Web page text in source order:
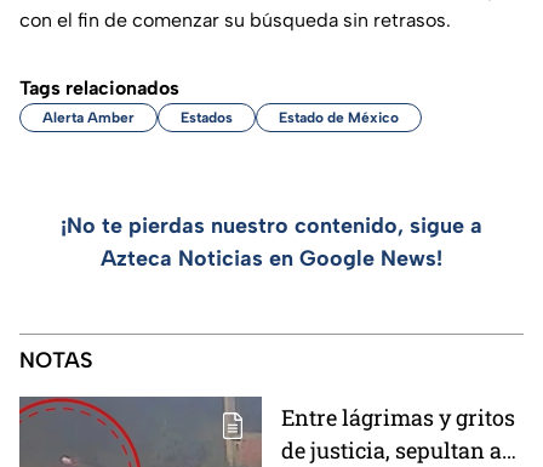
con el fin de comenzar su búsqueda sin retrasos.
Tags relacionados
Alerta Amber Estados Estado de México
¡No te pierdas nuestro contenido, sigue a
Azteca Noticias en Google News!
NOTAS
Entre lágrimas y gritos
de justicia, sepultan a